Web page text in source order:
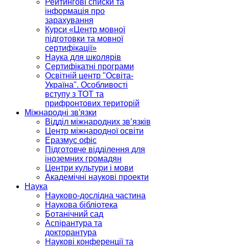
Рейтингові списки та
інформація про
зарахування
Курси «Центр мовної
підготовки та мовної
сертифікації»
Наука для школярів
Сертифікатні програми
Освітній центр "Освіта-
Україна". Особливості
вступу з ТОТ та
прифронтових територій
Міжнародні зв'язки
Відділ міжнародних зв’язків
Центр міжнародної освіти
Еразмус офіс
Підготовче відділення для
іноземних громадян
Центри культури і мови
Академічні наукові проекти
Наука
Науково-дослідна частина
Наукова бібліотека
Ботанічний сад
Аспірантура та
докторантура
Наукові конференції та